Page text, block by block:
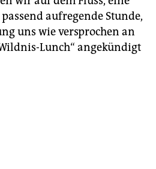
aufregende Stunde,
uns wie versprochen an
Lunch“ angekündigt